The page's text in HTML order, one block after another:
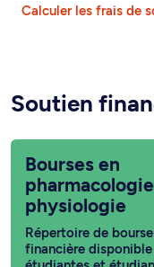
Calculer les frais de
Soutien
Bourses en
physiologie
Répertoire de
financière